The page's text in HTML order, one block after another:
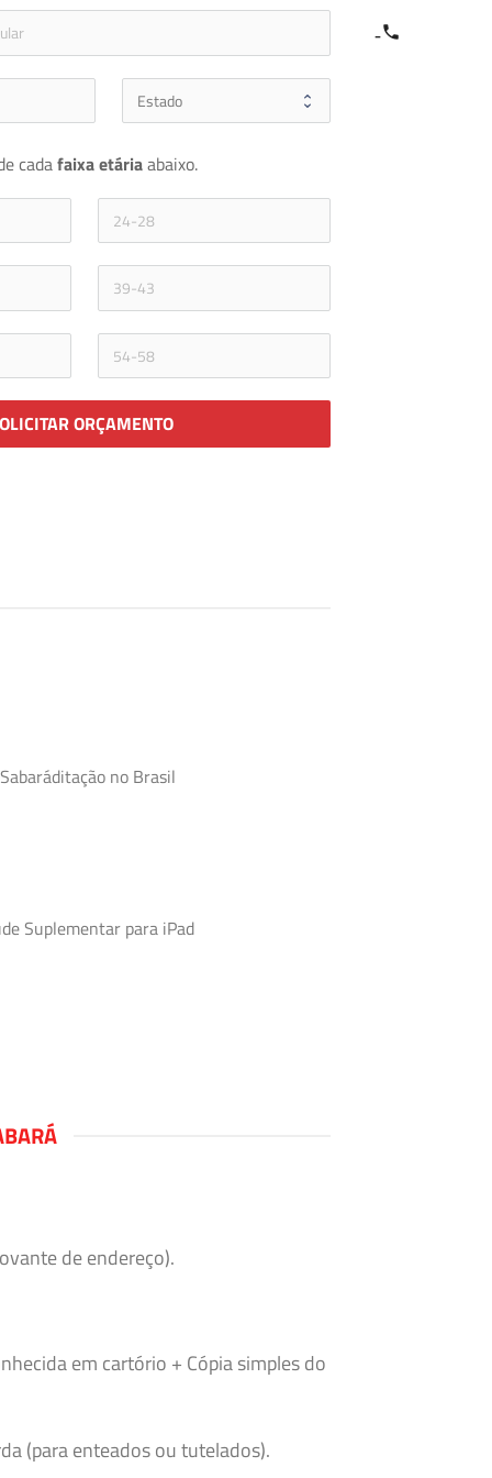
icon-phone
cada faixa etária abaixo.
ORÇAMENTO
no Brasil
Suplementar para iPad
de endereço).
em cartório + Cópia simples do
(para enteados ou tutelados).